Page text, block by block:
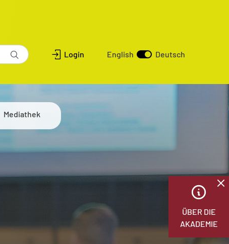
Login English Deutsch
Mediathek
ÜBER DIE
AKADEMIE